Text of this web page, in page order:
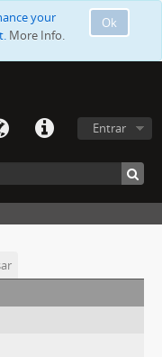
Ok
your
More Info.
Entrar